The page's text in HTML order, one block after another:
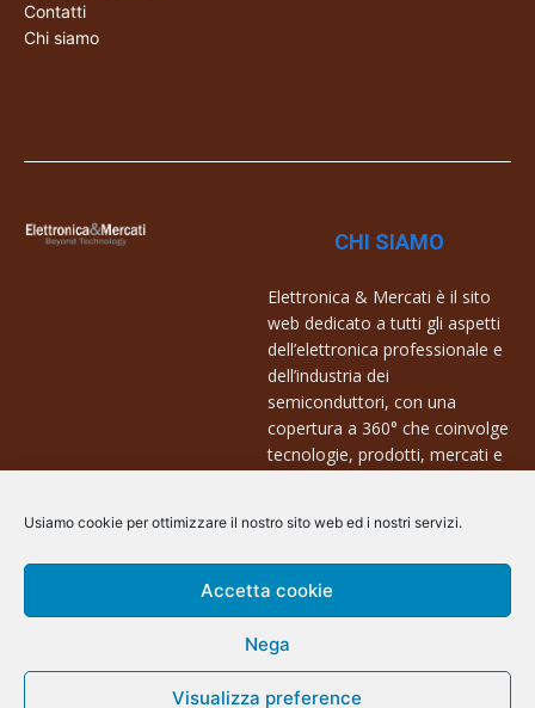
Usiamo cookie per ottimizzare il nostro sito web ed i nostri servizi.
Accetta cookie
Nega
Visualizza preference
Contatti
Chi siamo
CHI SIAMO
Elettronica & Mercati è il sito
web dedicato a tutti gli aspetti
dell’elettronica professionale e
dell’industria dei
semiconduttori, con una
copertura a 360° che coinvolge
tecnologie, prodotti, mercati e
Contatti:
info@arscommunication.it
@ArsCommunication 2023